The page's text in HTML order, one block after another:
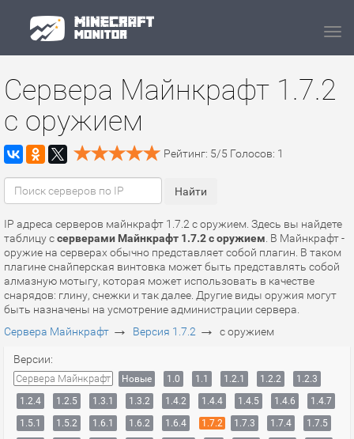
Сервера Майнкрафт 1.7.2
с оружием
Рейтинг: 5/5 Голосов: 1
IP адреса серверов майнкрафт 1.7.2 с оружием. Здесь вы найдете
таблицу ссерверами Майнкрафт 1.7.2 с оружием . В Майнкрафт -
оружие на серверах обычно представляет собой плагин. В таком
плагине снайперская винтовка может быть представлять собой
алмазную мотыгу, которая может использовать в качестве
снарядов: глину, снежки и так далее. Другие виды оружия могут
быть назначены на усмотрение администрации сервера.
Сервера Майнкрафт → Версия 1.7.2 → с оружием
Версии:
Сервера Майнкрафт Новые 1.0 1.1 1.2.1 1.2.2
1.2.3
1.2.4
1.2.5 1.3.1 1.3.2 1.4.2 1.4.4 1.4.5 1.4.6
1.4.7
1.5.1
1.5.2 1.6.1 1.6.2 1.6.4 1.7.2 1.7.3 1.7.4
1.7.5